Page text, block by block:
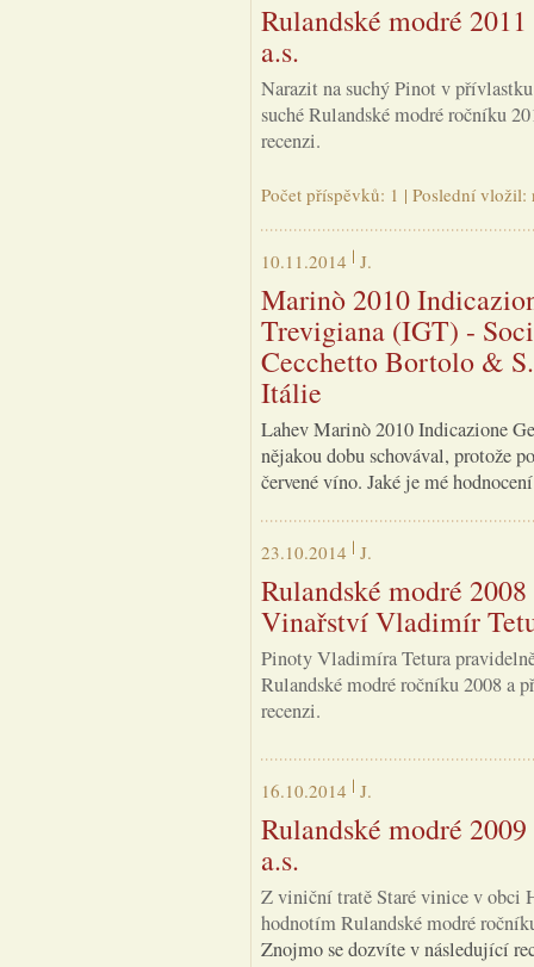
Rulandské modré
a.s.
Narazit na suchý Pinot v
suché Rulandské modré ročníku
recenzi.
Počet příspěvků: 1 | Poslední
10.11.2014 J.
Marinò 2010
Trevigiana (IGT) -
Cecchetto Bortolo &
Itálie
Lahev Marinò 2010 Indicazione
nějakou dobu schovával, protože
červené víno. Jaké je mé
23.10.2014 J.
Rulandské modré
Vinařství Vladimír
Pinoty Vladimíra Tetura
Rulandské modré ročníku 2008 a
recenzi.
16.10.2014 J.
Rulandské modré
a.s.
Z viniční tratě Staré vinice v obci
hodnotím Rulandské modré
Znojmo se dozvíte v následující